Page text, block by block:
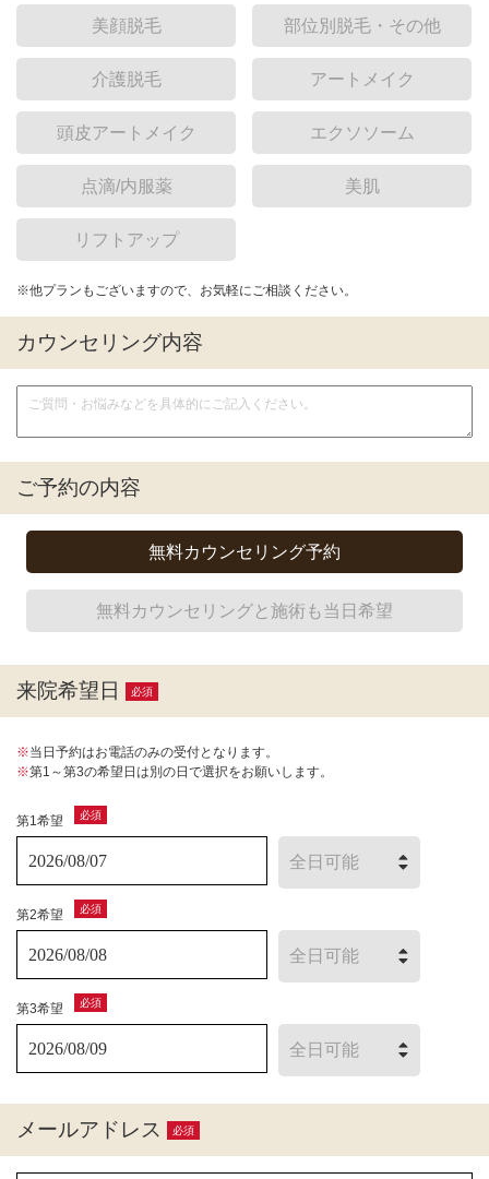
美顔脱毛 部位別脱毛・その他
介護脱毛 アートメイク
頭皮アートメイク エクソソーム
点滴/内服薬 美肌
リフトアップ
※他プランもございますので、お気軽にご相談ください。
カウンセリング内容
ご予約の内容
無料カウンセリング予約
無料カウンセリングと施術も当日希望
来院希望日 必須
※当日予約はお電話のみの受付となります。
※第1～第3の希望日は別の日で選択をお願いします。
第1希望 必須
第2希望 必須
第3希望 必須
メールアドレス 必須